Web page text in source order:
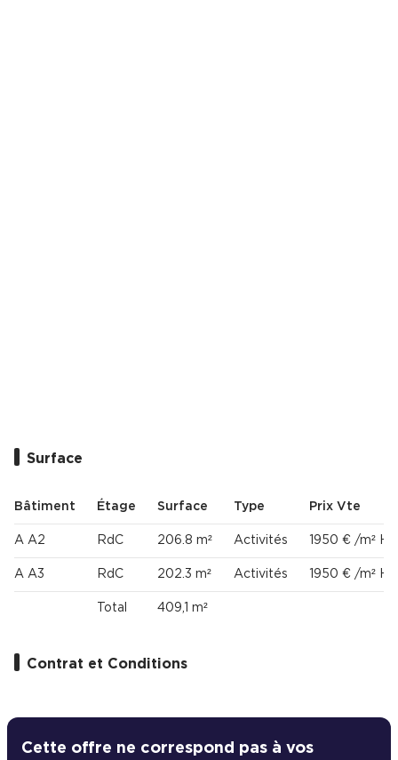
Surface
Bâtiment Étage Surface Type Prix Vte
A A2 RdC 206.8 m² Activités 1950 € /m²
A A3 RdC 202.3 m² Activités 1950 € /m²
Total 409,1 m²
Contrat et Conditions
Cette offre ne correspond pas à vos